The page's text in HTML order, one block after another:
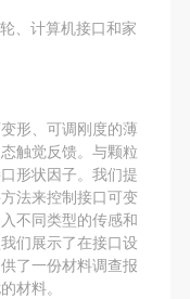
、计算机接口和家
形、可调刚度的薄
触觉反馈。与颗粒
形状因子。我们提
法来控制接口可变
不同类型的传感和
们展示了在接口设
了一份材料调查报
材料。
利。凡参加这次
，取得家属同
利。凡参加这次
，取得家属同
利。凡参加这次
，取得家属同